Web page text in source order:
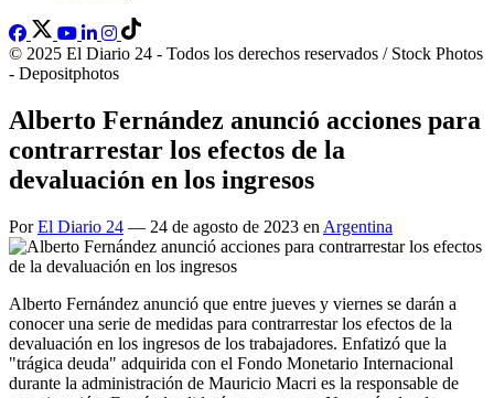
© 2025 El Diario 24 - Todos los derechos reservados / Stock Photos
- Depositphotos
Alberto Fernández anunció acciones para
contrarrestar los efectos de la
devaluación en los ingresos
PorEl Diario 24 — 24 de agosto de 2023 en Argentina
Alberto Fernández anunció que entre jueves y viernes se darán a
conocer una serie de medidas para contrarrestar los efectos de la
devaluación en los ingresos de los trabajadores. Enfatizó que la
"trágica deuda" adquirida con el Fondo Monetario Internacional
durante la administración de Mauricio Macri es la responsable de